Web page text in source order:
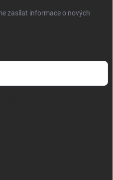
zasílat informace o nových